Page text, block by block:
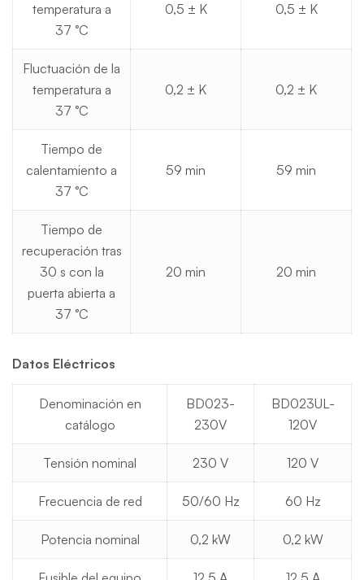
temperatura a
37 °C
0,5 ± K 0,5 ± K
Fluctuación de la
temperatura a
37 °C
0,2 ± K 0,2 ± K
Tiempo de
calentamiento a
37 °C
59 min 59 min
Tiempo de
recuperación tras
30 s con la
puerta abierta a
37 °C
20 min 20 min
Datos Eléctricos
Denominación en
catálogo
BD023-
230V
BD023UL-
120V
Tensión nominal 230 V 120 V
Frecuencia de red 50/60 Hz 60 Hz
Potencia nominal 0,2 kW 0,2 kW